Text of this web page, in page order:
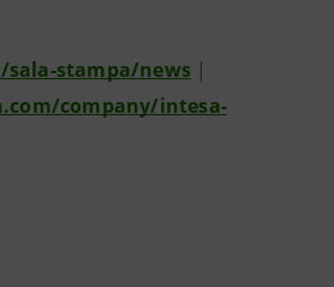
stampa/news |
company/intesa-